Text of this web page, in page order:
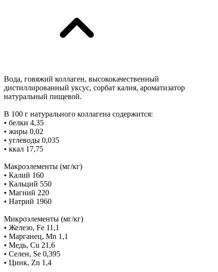
Вода, говяжий коллаген, высококачественный
дистиллированный уксус, сорбат калия, ароматизатор
натуральный пищевой.
В 100 г натурального коллагена содержится:
• белки 4,35
• жиры 0,02
• углеводы 0,035
• ккал 17,75
Макроэлементы (мг/кг)
• Калий 160
• Кальций 550
• Магний 220
• Натрий 1960
Микроэлементы (мг/кг)
• Железо, Fe 11,1
• Марганец, Mn 1,1
• Медь, Cu 21,6
• Селен, Se 0,395
• Цинк, Zn 1,4